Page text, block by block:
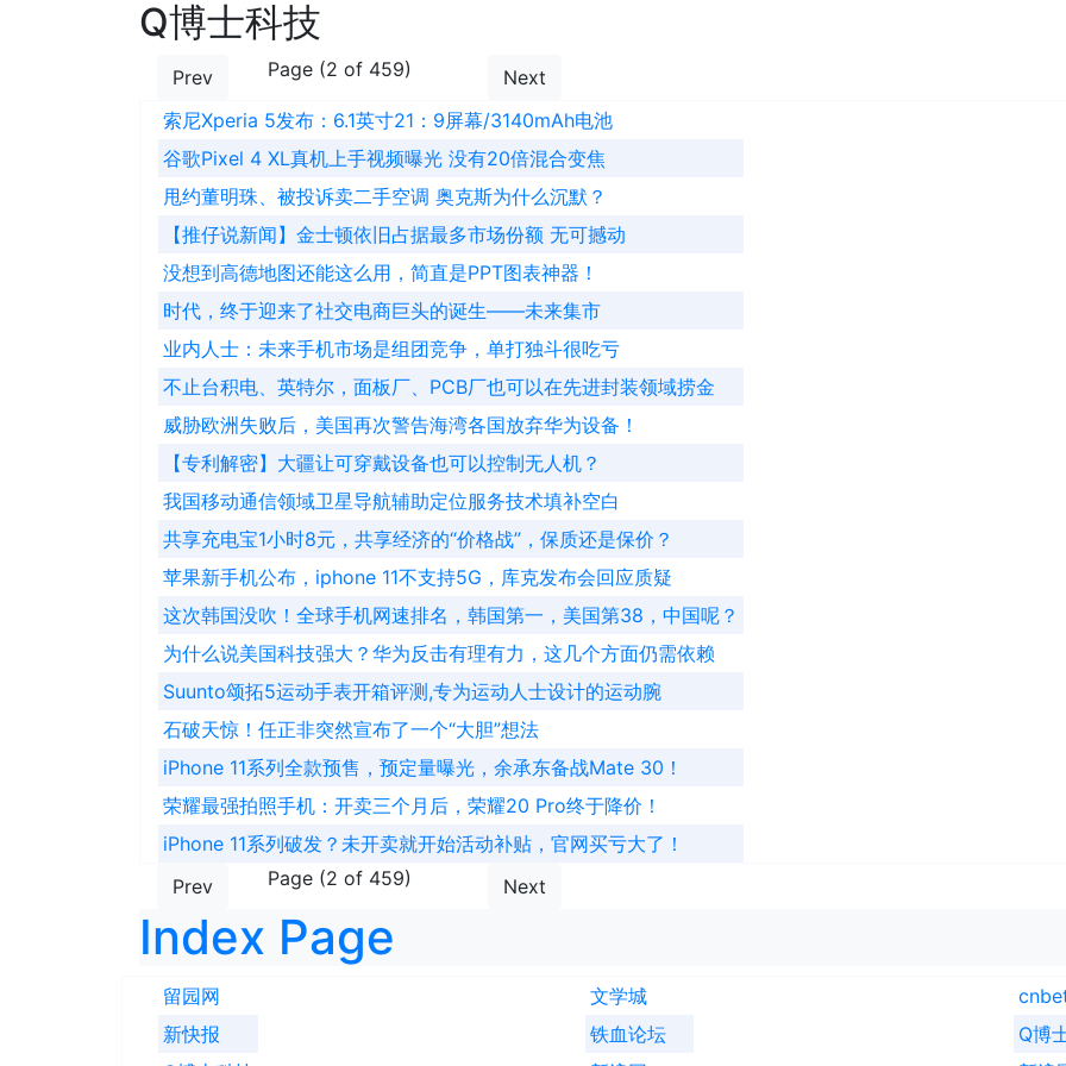
Q博士科技
Prev Page (2 of 459)
Next
索尼Xperia 5发布：6.1英寸21：9屏幕/3140mAh电池
谷歌Pixel 4 XL真机上手视频曝光 没有20倍混合变焦
甩约董明珠、被投诉卖二手空调 奥克斯为什么沉默？
【推仔说新闻】金士顿依旧占据最多市场份额 无可撼动
没想到高德地图还能这么用，简直是PPT图表神器！
时代，终于迎来了社交电商巨头的诞生——未来集市
业内人士：未来手机市场是组团竞争，单打独斗很吃亏
不止台积电、英特尔，面板厂、PCB厂也可以在先进封装领域捞金
威胁欧洲失败后，美国再次警告海湾各国放弃华为设备！
【专利解密】大疆让可穿戴设备也可以控制无人机？
我国移动通信领域卫星导航辅助定位服务技术填补空白
共享充电宝1小时8元，共享经济的“价格战”，保质还是保价？
苹果新手机公布，iphone 11不支持5G，库克发布会回应质疑
这次韩国没吹！全球手机网速排名，韩国第一，美国第38，中国呢？
为什么说美国科技强大？华为反击有理有力，这几个方面仍需依赖
Suunto颂拓5运动手表开箱评测,专为运动人士设计的运动腕
石破天惊！任正非突然宣布了一个“大胆”想法
iPhone 11系列全款预售，预定量曝光，余承东备战Mate 30！
荣耀最强拍照手机：开卖三个月后，荣耀20 Pro终于降价！
iPhone 11系列破发？未开卖就开始活动补贴，官网买亏大了！
Prev
Page (2 of 459) Next
Index Page
留园网
新快报
文学城
铁血论坛
Q博